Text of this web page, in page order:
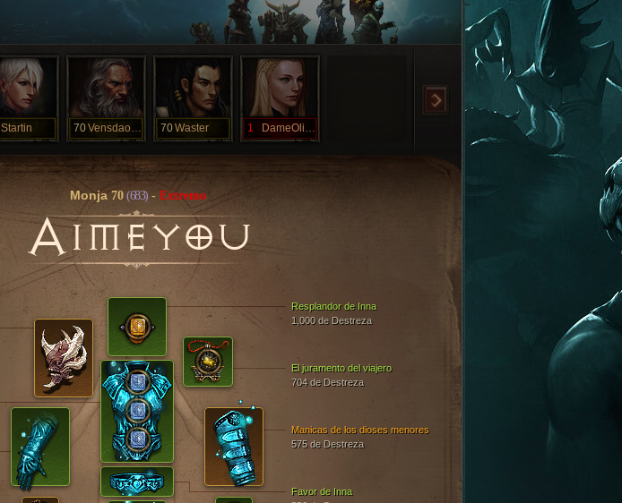
Startin 70 Vensdaorm 70Waster 1 DameOlivia
Monja70 (683) - Extremo
AIMEYOU
Resplandor de Inna
1,000 de Destreza
Manicas de los dioses menores
575 de Destreza
Favor de Inna
El juramento del viajero
704 de Destreza